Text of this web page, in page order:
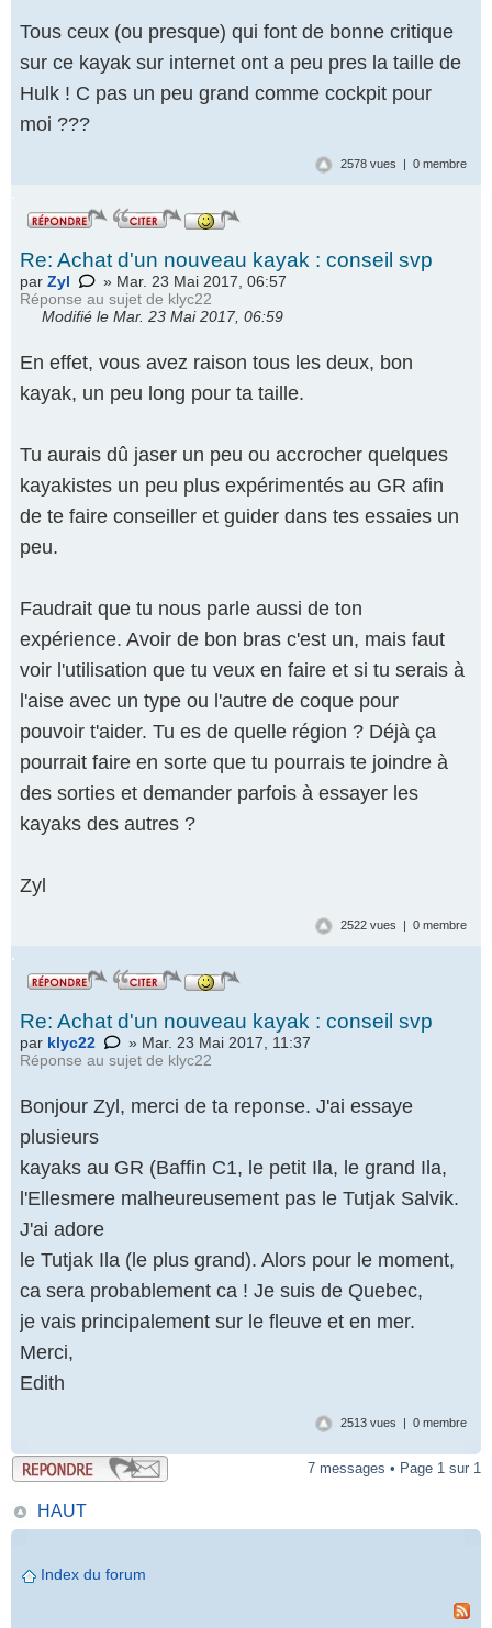
Tous ceux (ou presque) qui font de bonne critique
sur ce kayak sur internet ont a peu pres la taille de
Hulk ! C pas un peu grand comme cockpit pour
moi ???
2578 vues | 0 membre
.
Re: Achat d'un nouveau kayak : conseil svp
par Zyl
» Mar. 23 Mai 2017, 06:57
Réponse au sujet de klyc22
Modifié le Mar. 23 Mai 2017, 06:59
En effet, vous avez raison tous les deux, bon
kayak, un peu long pour ta taille.
Tu aurais dû jaser un peu ou accrocher quelques
kayakistes un peu plus expérimentés au GR afin
de te faire conseiller et guider dans tes essaies un
peu.
Faudrait que tu nous parle aussi de ton
expérience. Avoir de bon bras c'est un, mais faut
voir l'utilisation que tu veux en faire et si tu serais à
l'aise avec un type ou l'autre de coque pour
pouvoir t'aider. Tu es de quelle région ? Déjà ça
pourrait faire en sorte que tu pourrais te joindre à
des sorties et demander parfois à essayer les
kayaks des autres ?
Zyl
2522 vues | 0 membre
.
Re: Achat d'un nouveau kayak : conseil svp
par klyc22
» Mar. 23 Mai 2017, 11:37
Réponse au sujet de klyc22
Bonjour Zyl, merci de ta reponse. J'ai essaye
plusieurs
kayaks au GR (Baffin C1, le petit Ila, le grand Ila,
l'Ellesmere malheureusement pas le Tutjak Salvik.
J'ai adore
le Tutjak Ila (le plus grand). Alors pour le moment,
ca sera probablement ca ! Je suis de Quebec,
je vais principalement sur le fleuve et en mer.
Merci,
Edith
2513 vues | 0 membre
7 messages • Page 1 sur 1
HAUT
Index du forum